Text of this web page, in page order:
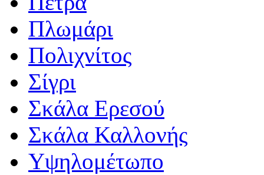
Πλωμάρι
Πολιχνίτος
Σίγρι
Σκάλα Ερεσού
Σκάλα Καλλονής
Υψηλομέτωπο